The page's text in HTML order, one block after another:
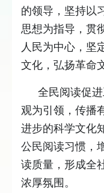
的领导，坚持以
思想为指导，贯
人民为中心，坚
文化，弘扬革命
全民阅读促
观为引领，传播
进步的科学文化
公民阅读习惯，
读质量，形成全
浓厚氛围。